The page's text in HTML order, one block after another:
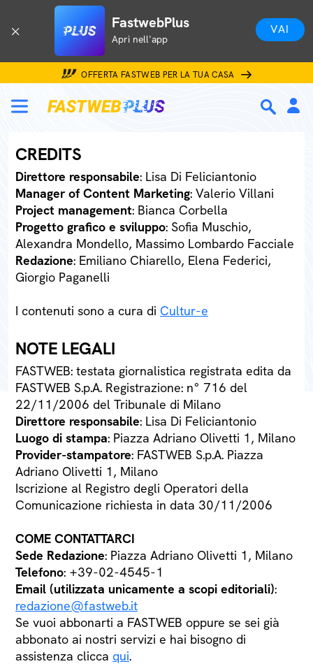
FastwebPlus
Apri nell'app
VAI
OFFERTA FASTWEB PER LA TUA CASA
CREDITS
Direttore responsabile: Lisa Di Feliciantonio
Manager of Content Marketing: Valerio Villani
Project management: Bianca Corbella
Progetto grafico e sviluppo: Sofia Muschio,
Alexandra Mondello, Massimo Lombardo Facciale
Redazione: Emiliano Chiarello, Elena Federici,
Giorgio Paganelli
I contenuti sono a cura di Cultur-e
NOTE LEGALI
FASTWEB: testata giornalistica registrata edita da
FASTWEB S.p.A. Registrazione: n° 716 del
22/11/2006 del Tribunale di Milano
Direttore responsabile: Lisa Di Feliciantonio
Luogo di stampa: Piazza Adriano Olivetti 1, Milano
Provider-stampatore: FASTWEB S.p.A. Piazza
Adriano Olivetti 1, Milano
Iscrizione al Registro degli Operatori della
Comunicazione richiesta in data 30/11/2006
COME CONTATTARCI
Sede Redazione: Piazza Adriano Olivetti 1, Milano
Telefono: +39-02-4545-1
Email (utilizzata unicamente a scopi editoriali):
redazione@fastweb.it
Se vuoi abbonarti a FASTWEB oppure se sei già
abbonato ai nostri servizi e hai bisogno di
assistenza clicca qui.